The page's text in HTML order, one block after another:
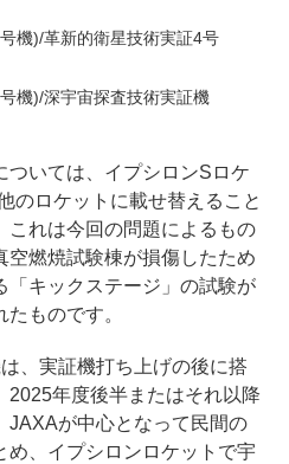
機)/革新的衛星技術実証4号
機)/深宇宙探査技術実証機
いては、イプシロンSロケ
のロケットに載せ替えること
これは今回の問題によるもの
空燃焼試験棟が損傷したため
「キックステージ」の試験が
ものです。
、実証機打ち上げの後に搭
2025年度後半またはそれ以降
JAXAが中心となって民間の
め、イプシロンロケットで宇